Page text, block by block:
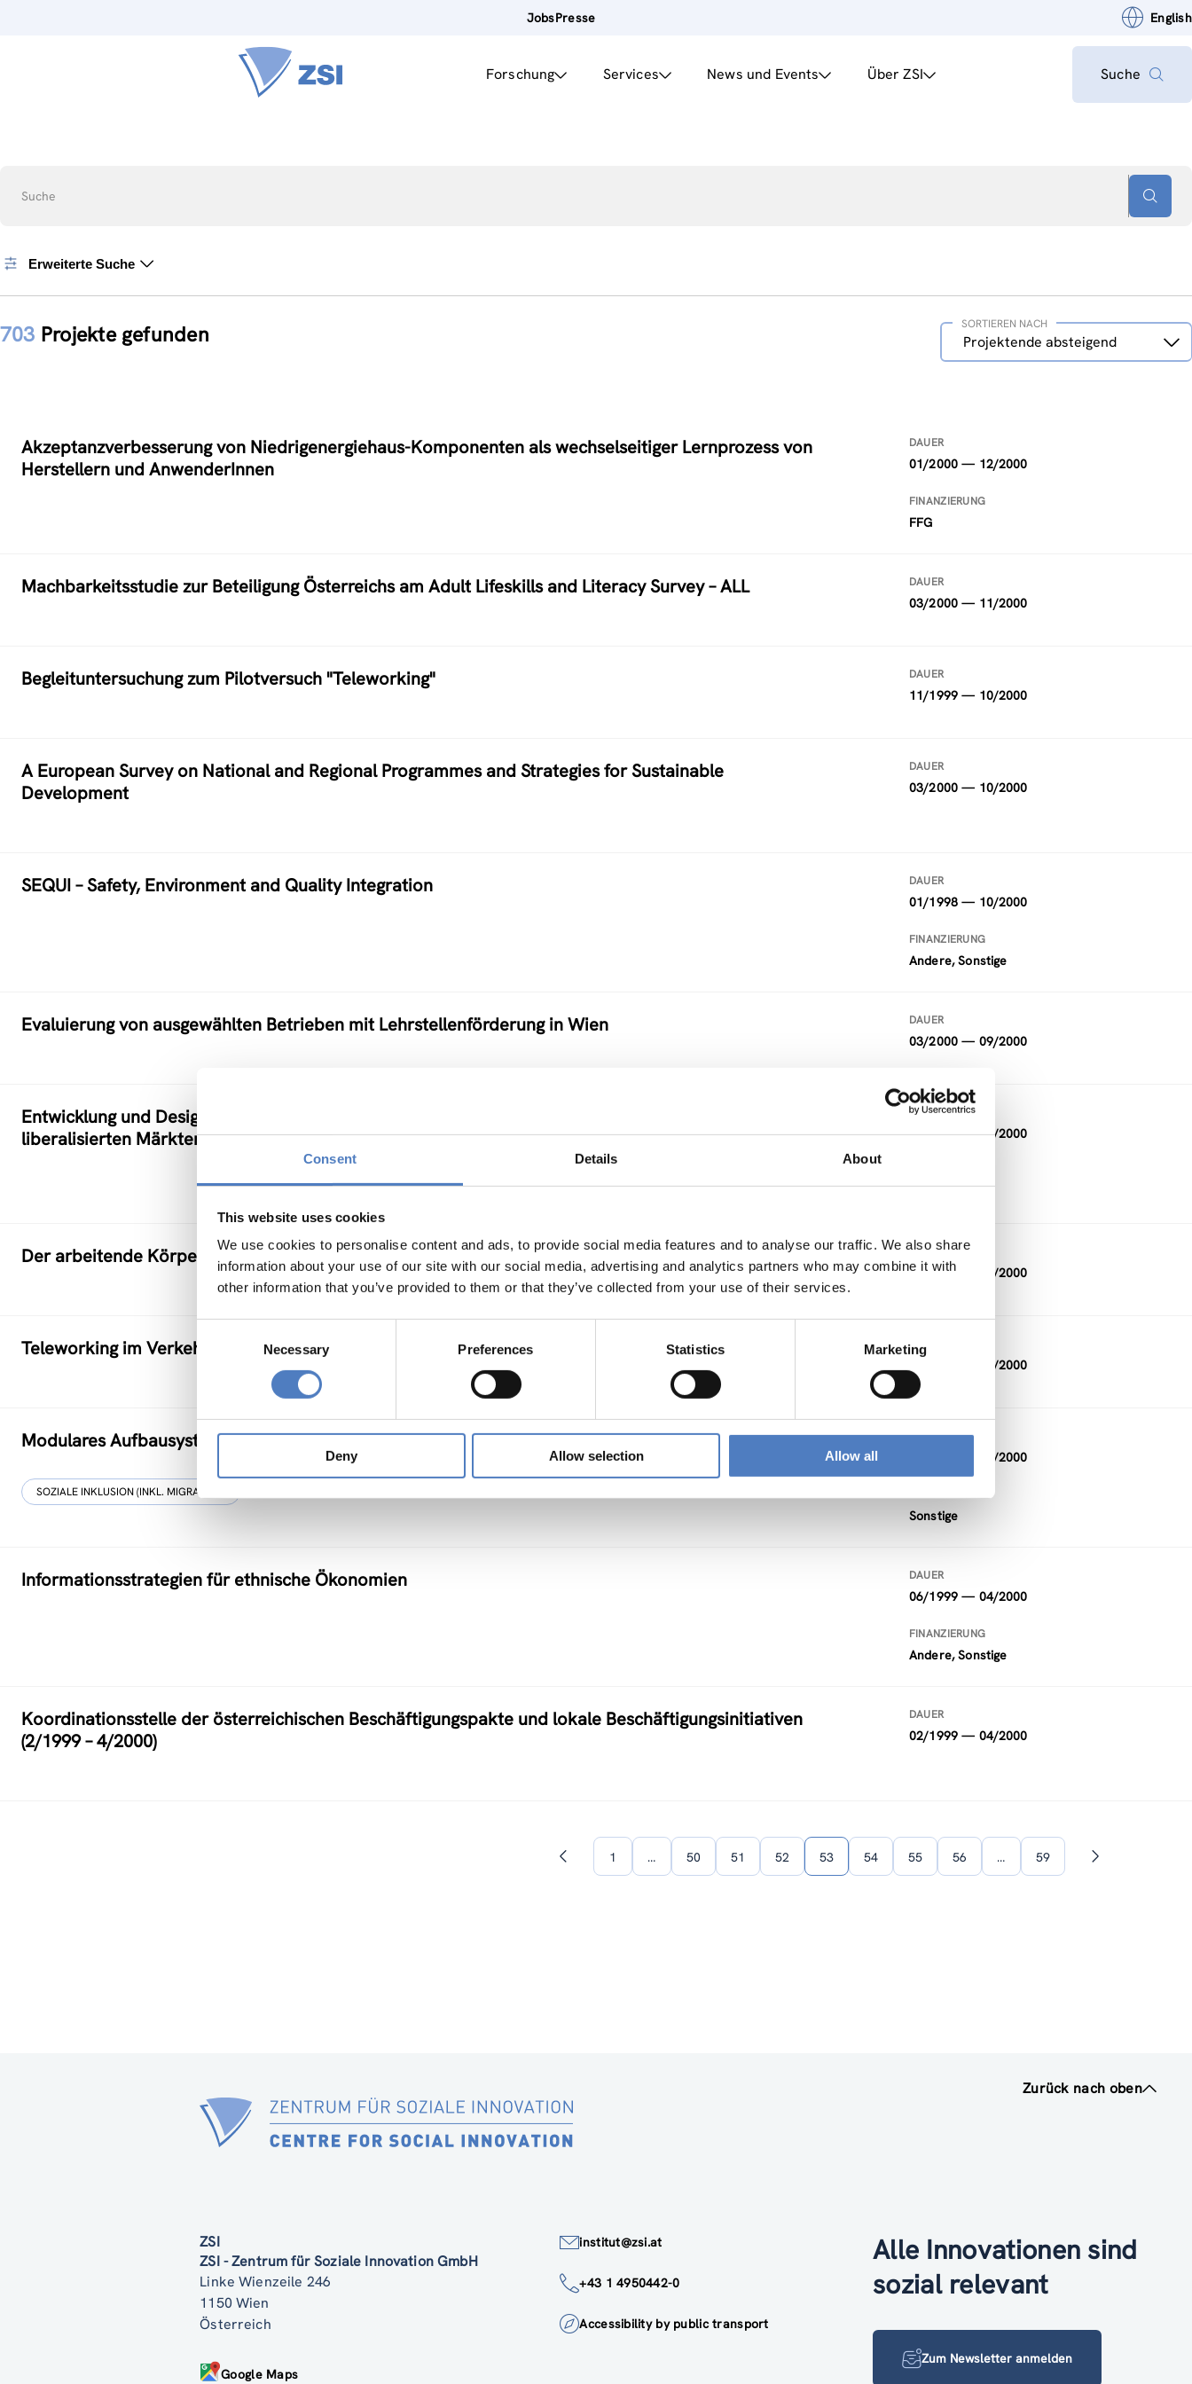
Consent Details About
This website uses cookies
We use cookies to personalise content and ads, to provide social media features and to analyse our traffic. We also share
information about your use of our site with our social media, advertising and analytics partners who may combine it with
other information that you’ve provided to them or that they’ve collected from your use of their services.
Selection
Necessary Preferences Statistics Marketing
Deny Allow selection Allow all
JobsPresse English
Forschung Services News und Events Über ZSI Suche
Suche
Erweiterte Suche
703 Projekte gefunden
Sortieren
nachProjektende absteigend
SORTIEREN NACH
Akzeptanzverbesserung von Niedrigenergiehaus-Komponenten als wechselseitiger Lernprozess von
Herstellern und AnwenderInnen
DAUER
01/2000 — 12/2000
FINANZIERUNG
FFG
Machbarkeitsstudie zur Beteiligung Österreichs am Adult Lifeskills and Literacy Survey – ALL DAUER
03/2000 — 11/2000
Begleituntersuchung zum Pilotversuch "Teleworking" DAUER
11/1999 — 10/2000
A European Survey on National and Regional Programmes and Strategies for Sustainable
Development
DAUER
03/2000 — 10/2000
SEQUI – Safety, Environment and Quality Integration DAUER
01/1998 — 10/2000
FINANZIERUNG
Andere, Sonstige
Evaluierung von ausgewählten Betrieben mit Lehrstellenförderung in Wien DAUER
03/2000 — 09/2000
Entwicklung und Design eines Online-Lehrgangs „Energiemanagement und Energieconsulting in
liberalisierten Märkten“ (EMEC)
DAUER
06/1999 — 09/2000
Sonstige
Der arbeitende Körper in der Informationsgesellschaft DAUER
07/1999 — 07/2000
Teleworking im Verkehrsbereich DAUER
07/1999 — 06/2000
Modulares Aufbausystem für jugendliche MigrantInnen
SOZIALE INKLUSION (INKL. MIGRATION)
DAUER
03/1998 — 06/2000
Sonstige
Informationsstrategien für ethnische Ökonomien DAUER
06/1999 — 04/2000
FINANZIERUNG
Andere, Sonstige
Koordinationsstelle der österreichischen Beschäftigungspakte und lokale Beschäftigungsinitiativen
(2/1999 – 4/2000)
DAUER
02/1999 — 04/2000
Vorherige
1 … 50 51 52 53 54 55 56 … 59
Nächste
Zurück nach oben
ZSI
ZSI - Zentrum für Soziale Innovation GmbH
Linke Wienzeile 246
1150 Wien
Österreich
Google Maps
institut@zsi.at
+43 1 4950442-0
Accessibility by public transport
Alle Innovationen sind
sozial relevant
Zum Newsletter anmelden